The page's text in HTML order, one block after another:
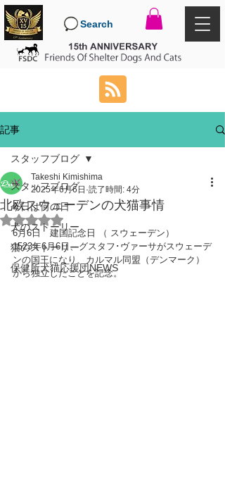
Search
記事
スタッフブログ
今日は何の日
犬のストーリー
猫のストーリー
保健所犬猫応援団NEWS
スタッフブログ
北欧スウェーデンの犬猫事情
Takeshi Kimishima
2025年6月6日 読了時間: 4分
5つ星のうちNaNと評価されています。
6月6日　建国記念日 （ スウェーデン）
1523年6月6日、グスタフ･ヴァーサがスウェーデ
ンの国王になり、カルマル同盟（デンマーク）
から独立したことを記念。